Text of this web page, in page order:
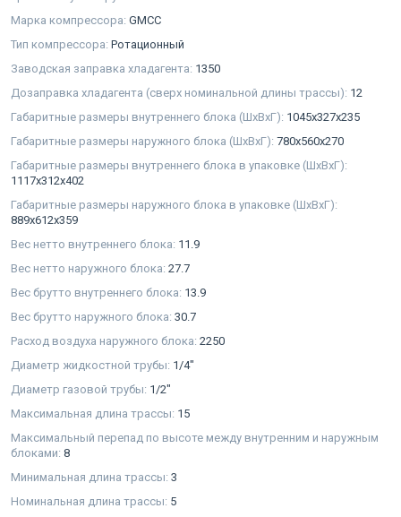
Марка компрессора: GMCC
Тип компрессора: Ротационный
Заводская заправка хладагента: 1350
Дозаправка хладагента (сверх номинальной длины трассы): 12
Габаритные размеры внутреннего блока (ШxВxГ): 1045x327x235
Габаритные размеры наружного блока (ШxВxГ): 780x560x270
Габаритные размеры внутреннего блока в упаковке (ШxВxГ):
1117x312x402
Габаритные размеры наружного блока в упаковке (ШxВxГ):
889x612x359
Вес нетто внутреннего блока: 11.9
Вес нетто наружного блока: 27.7
Вес брутто внутреннего блока: 13.9
Вес брутто наружного блока: 30.7
Расход воздуха наружного блока: 2250
Диаметр жидкостной трубы: 1/4"
Диаметр газовой трубы: 1/2"
Максимальная длина трассы: 15
Максимальный перепад по высоте между внутренним и наружным
блоками: 8
Минимальная длина трассы: 3
Номинальная длина трассы: 5